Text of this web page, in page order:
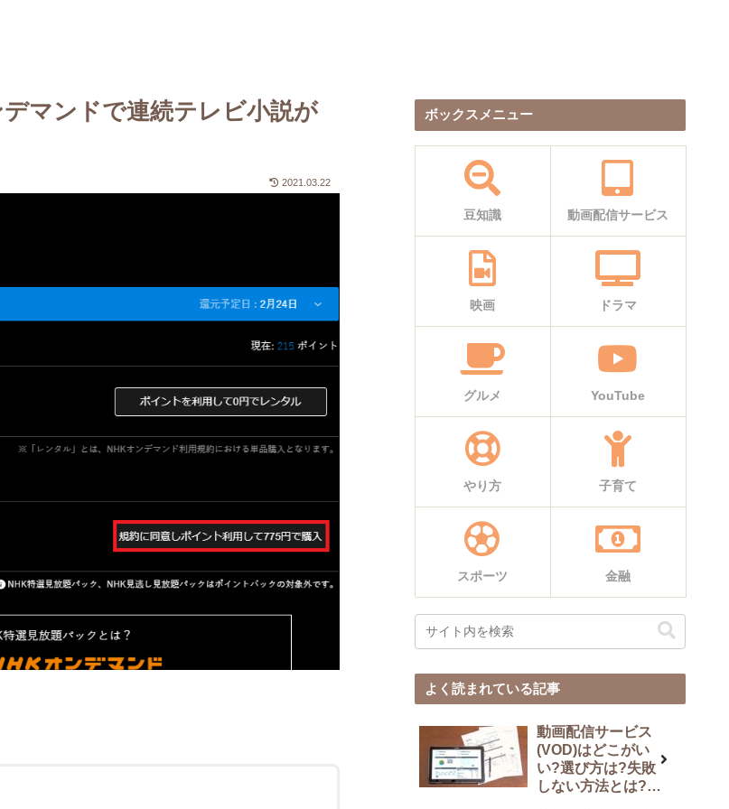
マンドで連続テレビ小説が
2021.03.22
ボックスメニュー
豆知識 動画配信サービス
映画 ドラマ
グルメ YouTube
やり方 子育て
スポーツ 金融
よく読まれている記事
動画配信サービス
(VOD)はどこがい
い?選び方は?失敗
しない方法とは?